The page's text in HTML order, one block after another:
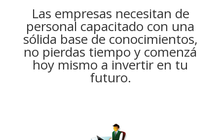
Las empresas necesitan de
personal capacitado con una
sólida base de conocimientos,
no pierdas tiempo y comenzá
hoy mismo a invertir en tu
futuro.